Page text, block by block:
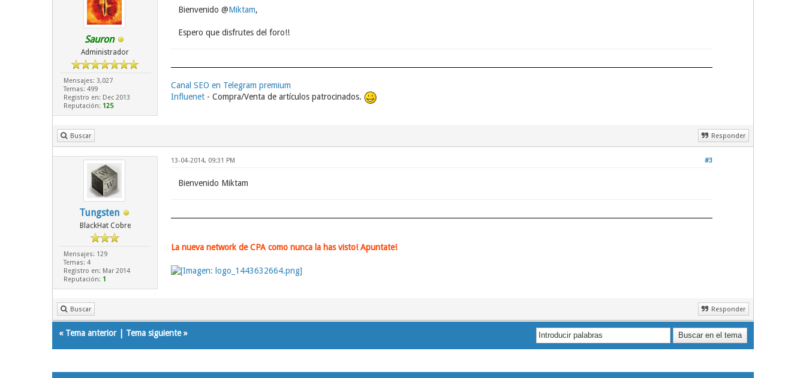
Sauron
Administrador
Mensajes: 3,027
Temas: 499
Registro en: Dec 2013
Reputación: 125
Bienvenido @Miktam,
Espero que disfrutes del foro!!
Canal SEO en Telegram premium
Influenet- Compra/Venta de artículos patrocinados.
Buscar Responder
Tungsten
BlackHat Cobre
Mensajes: 129
Temas: 4
Registro en: Mar 2014
Reputación: 1
#3
13-04-2014, 09:31 PM
Bienvenido Miktam
La nueva network de CPA como nunca la has visto! Apuntate!
Buscar Responder
« Tema anterior| Tema siguiente»